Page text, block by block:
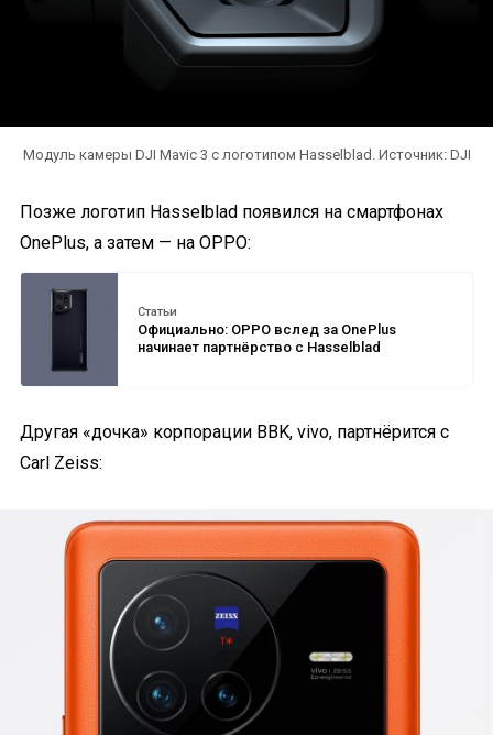
Модуль камеры DJI Mavic 3 с логотипом Hasselblad. Источник: DJI
Позже логотип Hasselblad появился на смартфонах
OnePlus, а затем — на OPPO:
Статьи
Официально: OPPO вслед за OnePlus
начинает партнёрство с Hasselblad
Другая «дочка» корпорации BBK, vivo, партнёрится с
Carl Zeiss: